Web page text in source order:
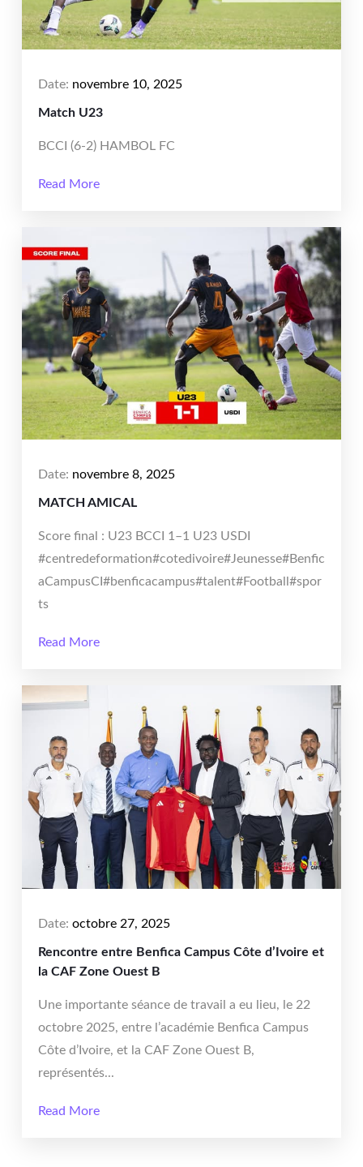
Date: novembre 10, 2025
Match U23
BCCI (6-2) HAMBOL FC
Read More
Date: novembre 8, 2025
MATCH AMICAL
Score final : U23 BCCI 1–1 U23 USDI
#centredeformation#cotedivoire#Jeunesse#Benfic
aCampusCI#benficacampus#talent#Football#spor
ts
Read More
Date: octobre 27, 2025
Rencontre entre Benfica Campus Côte d’Ivoire et
la CAF Zone Ouest B
Une importante séance de travail a eu lieu, le 22
octobre 2025, entre l’académie Benfica Campus
Côte d’Ivoire, et la CAF Zone Ouest B,
représentés...
Read More